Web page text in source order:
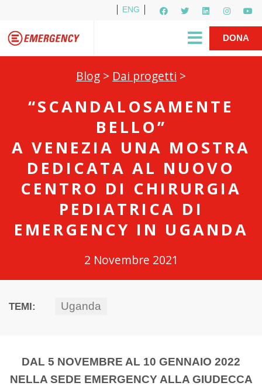
ENG
R1PUD1A
DONA
Blog > Dai progetti >
“SCANDALOSAMENTE
BELLO”
A VENEZIA UNA MOSTRA
DEDICATA AL NUOVO
CENTRO DI CHIRURGIA
PEDIATRICA DI
EMERGENCY IN UGANDA
2 Novembre 2021
TEMI: Uganda
DAL 5 NOVEMBRE AL 10 GENNAIO 2022
NELLA SEDE EMERGENCY ALLA GIUDECCA